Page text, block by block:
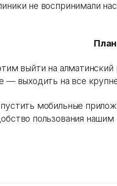
не воспринимали
выйти на
— выходить на все
мобильные
пользования